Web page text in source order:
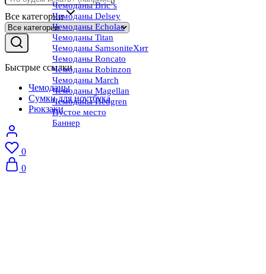
Все категории
Быстрые ссылки
Чемоданы
Сумки для ноутбука
Рюкзаки
0
0
Чемоданы Bric`s
Чемоданы Delsey
Чемоданы Echolac
Чемоданы Titan
Чемоданы SamsoniteХит
Чемоданы Roncato
Чемоданы Robinzon
Чемоданы March
Чемоданы Magellan
Чемоданы Hedgren
Пустое место
Баннер